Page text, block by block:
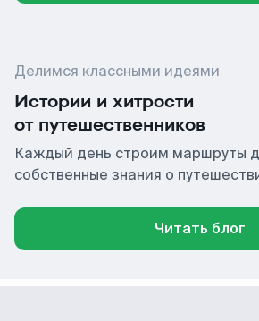
Делимся классными идеями
Истории и хитрости
от путешественников
Каждый день строим маршруты
собственные знания о
Читать блог